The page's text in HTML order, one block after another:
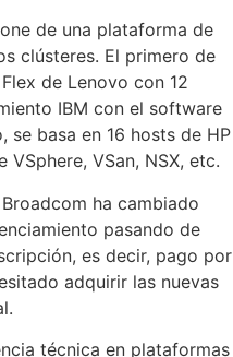
de una plataforma de
clústeres. El primero de
de Lenovo con 12
IBM con el software
se basa en 16 hosts de HP
VSan, NSX, etc.
ha cambiado
pasando de
es decir, pago por
adquirir las nuevas
técnica en plataformas